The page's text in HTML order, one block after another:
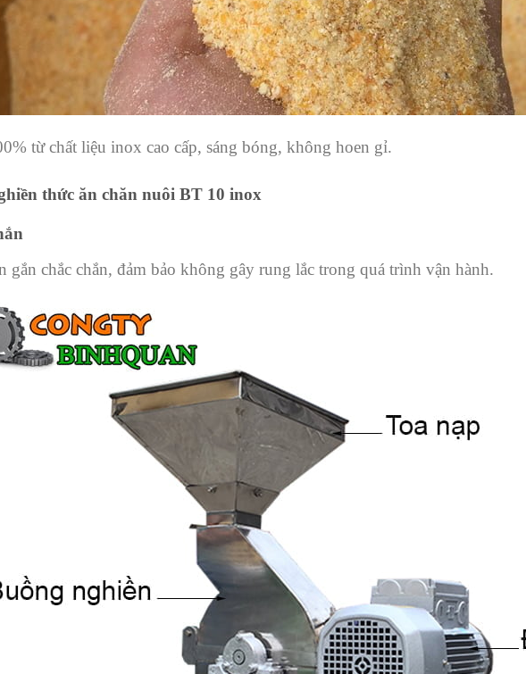
từ chất liệu inox cao cấp, sáng bóng, không hoen gỉ.
thức ăn chăn nuôi BT 10 inox
gắn chắc chắn, đảm bảo không gây rung lắc trong quá trình vận hành.